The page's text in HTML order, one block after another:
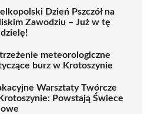
Dzień Pszczół na
Zawodziu – Już w tę
meteorologiczne
burz w Krotoszynie
Warsztaty Twórcze
Powstają Świece